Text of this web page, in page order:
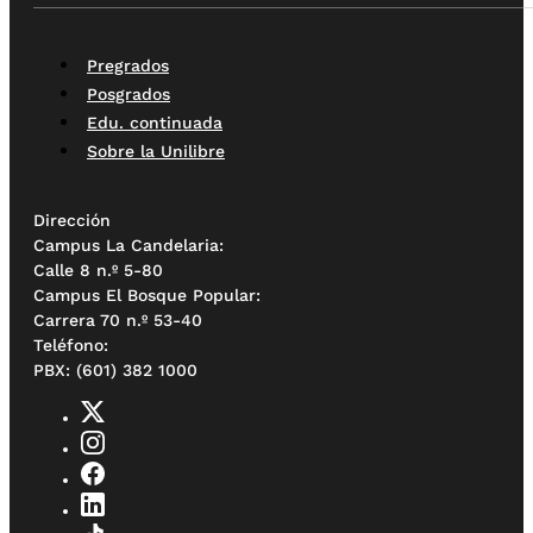
Pregrados
Posgrados
Edu. continuada
Sobre la Unilibre
Dirección
Campus La Candelaria:
Calle 8 n.º 5-80
Campus El Bosque Popular:
Carrera 70 n.º 53-40
Teléfono:
PBX: (601) 382 1000